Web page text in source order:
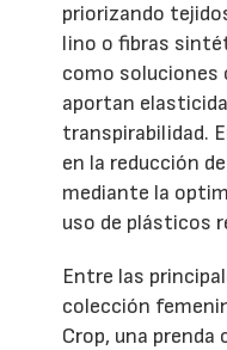
priorizando
lino o fibras
como soluciones
aportan
transpirabilidad.
en la reducción
mediante la
uso de plásticos
Entre las
colección
Crop, una